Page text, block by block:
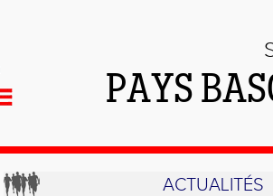
PAYS
ACTUALITÉS